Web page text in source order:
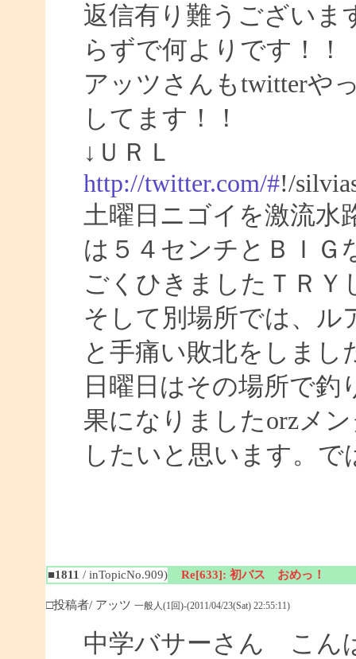
返信有り難うございま
らずで何よりです！！
アッツさんもtwitterや
してます！！
↓ＵＲＬ
http://twitter.com/#!/
土曜日ニゴイを激流水
は５４センチとＢＩＧ
ごくひきましたＴＲ
そして別場所では、ル
と手痛い敗北をしまし
日曜日はその場所で
果になりましたorzメ
したいと思います。で
■1811 / inTopicNo.909) Re[633]: 初バス おめっ！
□投稿者/ アッツ 一般人(1回)-(2011/04/23(Sat) 22:55:11)
中学バサーさん こん